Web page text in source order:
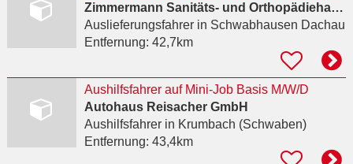
Zimmermann Sanitäts- und Orthopädiehaus GmbH
Auslieferungsfahrerin Schwabhausen Dachau
Entfernung: 42,7km
Aushilfsfahrer auf Mini-Job Basis M/W/D
Autohaus Reisacher GmbH
Aushilfsfahrerin Krumbach (Schwaben)
Entfernung: 43,4km